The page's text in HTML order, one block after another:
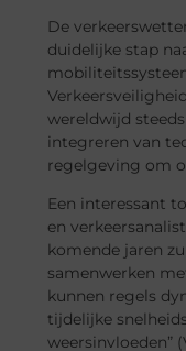
De
duidelijke stap
wereldwijd
integreren van
regelgeving om
Een interessant
en
komende jaren
samenwerken
kunnen regels
tijdelijke
weersinvloeden”